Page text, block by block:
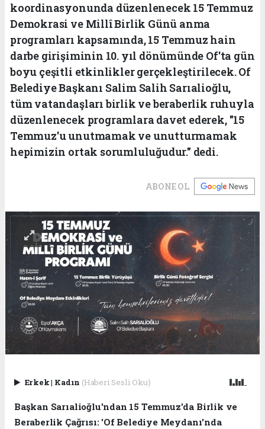
koordinasyonunda düzenlenecek 15 Temmuz
Demokrasi ve Millî Birlik Günü anma
programları kapsamında, 15 Temmuz hain
darbe girişiminin 10. yıl dönümünde Of'ta gün
boyu çeşitli etkinlikler gerçekleştirilecek. Of
Belediye Başkanı Salim Salih Sarıalioğlu,
tüm vatandaşları birlik ve beraberlik ruhuyla
düzenlenecek programlara davet ederek, "15
Temmuz'u unutmamak ve unutturmamak
hepimizin ortak sorumluluğudur." dedi.
ABONE OL
Erkek| Kadın (Haberi Sesli Oku)
Başkan Sarıalioğlu'ndan 15 Temmuz'da Birlik ve
Beraberlik Çağrısı: 'Of Belediye Meydanı'nda